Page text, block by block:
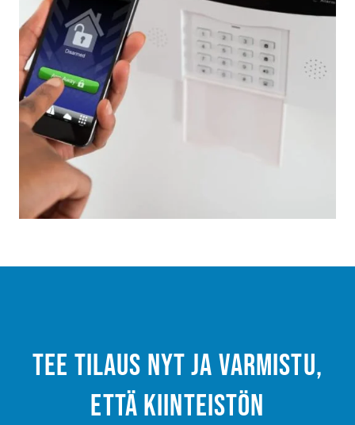
Tee tilaus nyt ja varmistu,
että kiinteistön